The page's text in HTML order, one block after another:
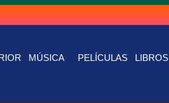
MÚSICA PELÍCULAS LIBROS